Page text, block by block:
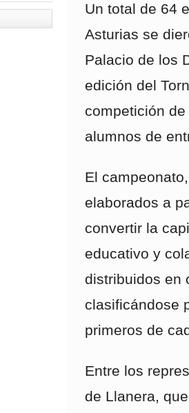
Un total de 64
Asturias se
Palacio de los
edición del
competición
alumnos de
El
elaborados a
convertir la
educativo y
distribuidos en
clasificándose
primeros de
Entre los
de Llanera,